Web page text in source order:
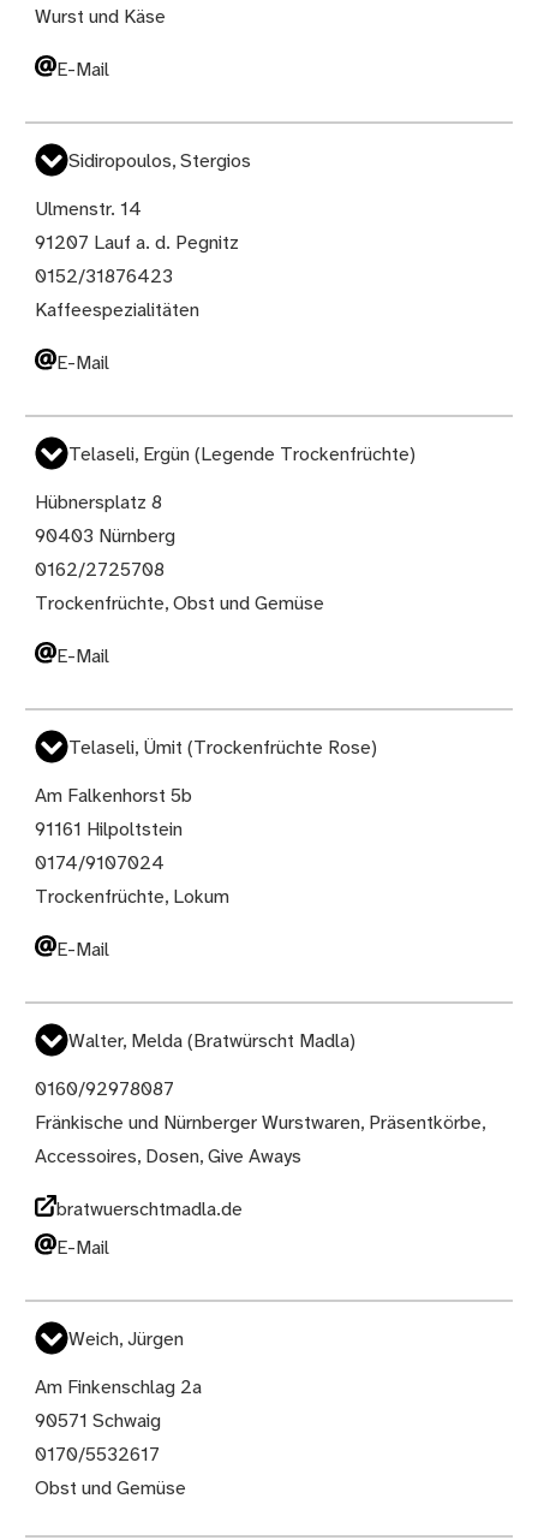
Wurst und Käse
E-Mail
Sidiropoulos, Stergios
Ulmenstr. 14
91207 Lauf a. d. Pegnitz
0152/31876423
Kaffeespezialitäten
E-Mail
Telaseli, Ergün (Legende Trockenfrüchte)
Hübnersplatz 8
90403 Nürnberg
0162/2725708
Trockenfrüchte, Obst und Gemüse
E-Mail
Telaseli, Ümit (Trockenfrüchte Rose)
Am Falkenhorst 5b
91161 Hilpoltstein
0174/9107024
Trockenfrüchte, Lokum
E-Mail
Walter, Melda (Bratwürscht Madla)
0160/92978087
Fränkische und Nürnberger Wurstwaren, Präsentkörbe,
Accessoires, Dosen, Give Aways
bratwuerschtmadla.de
E-Mail
Weich, Jürgen
Am Finkenschlag 2a
90571 Schwaig
0170/5532617
Obst und Gemüse